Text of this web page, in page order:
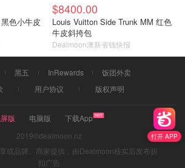
打开 APP
色小牛皮
$8400.00
Louis Vuitton Side Trunk MM 红色
牛皮斜挎包
Dealmoon澳新省钱快报
黑五 InRewards
饭团外卖
用户协议 版权声明
版 电脑版
下载App
2019©dealmoon.nz
或品牌、商家提供，由Dealmoon核实后发布折
扣广告